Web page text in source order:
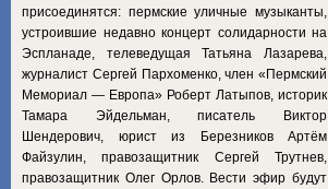
присоединятся: пермские уличные музыканты,
устроившие недавно концерт солидарности на
Эспланаде, телеведущая Татьяна Лазарева,
журналист Сергей Пархоменко, член «Пермский
Мемориал — Европа» Роберт Латыпов, историк
Тамара Эйдельман, писатель Виктор
Шендерович, юрист из Березников Артём
Файзулин, правозащитник Сергей Трутнев,
правозащитник Олег Орлов. Вести эфир будут